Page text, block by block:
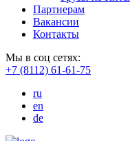
Партнерам
Вакансии
Контакты
Мы в соц сетях:
+7 (8112) 61-61-75
ru
en
de